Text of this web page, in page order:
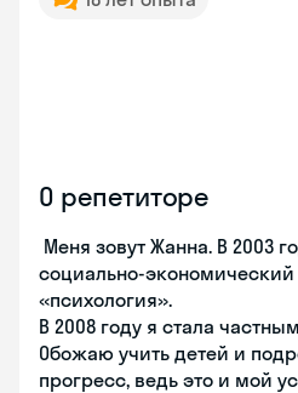
О репетиторе
Меня зовут Жанна. В 2003
социально-экономический
«психология».
В 2008 году я стала
Обожаю учить детей и
прогресс, ведь это и мой